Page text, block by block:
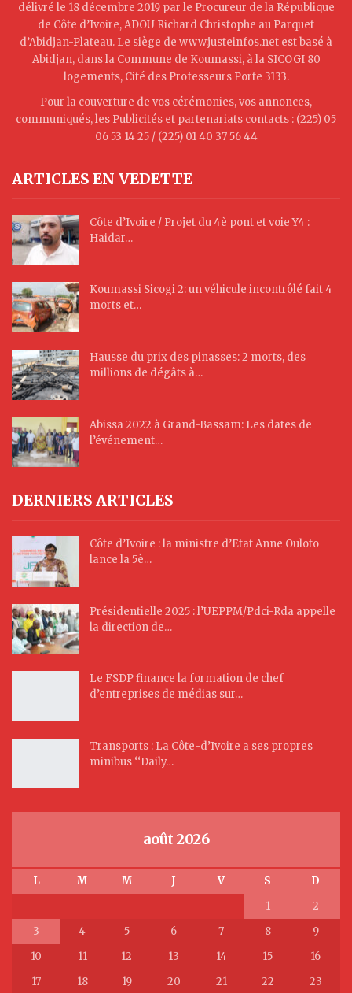
délivré le 18 décembre 2019 par le Procureur de la République
de Côte d’Ivoire, ADOU Richard Christophe au Parquet
d’Abidjan-Plateau. Le siège de www.justeinfos.net est basé à
Abidjan, dans la Commune de Koumassi, à la SICOGI 80
logements, Cité des Professeurs Porte 3133.
Pour la couverture de vos cérémonies, vos annonces,
communiqués, les Publicités et partenariats contacts : (225) 05
06 53 14 25 / (225) 01 40 37 56 44
ARTICLES EN VEDETTE
Côte d’Ivoire / Projet du 4è pont et voie Y4 :
Haidar…
Koumassi Sicogi 2: un véhicule incontrôlé fait 4
morts et…
Hausse du prix des pinasses: 2 morts, des
millions de dégâts à…
Abissa 2022 à Grand-Bassam: Les dates de
l’événement…
DERNIERS ARTICLES
Côte d’Ivoire : la ministre d’Etat Anne Ouloto
lance la 5è…
Présidentielle 2025 : l’UEPPM/Pdci-Rda appelle
la direction de…
Le FSDP finance la formation de chef
d’entreprises de médias sur…
Transports : La Côte-d’Ivoire a ses propres
minibus ‘‘Daily…
août 2026
L M M J V S
D
1
2
3
4 5 6 7 8
9
10
11 12 13 14 15
16
17
18 19 20 21 22 23